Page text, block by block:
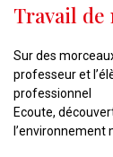
Travail de
Sur des
professeur et
professionnel
Ecoute,
l’environnement